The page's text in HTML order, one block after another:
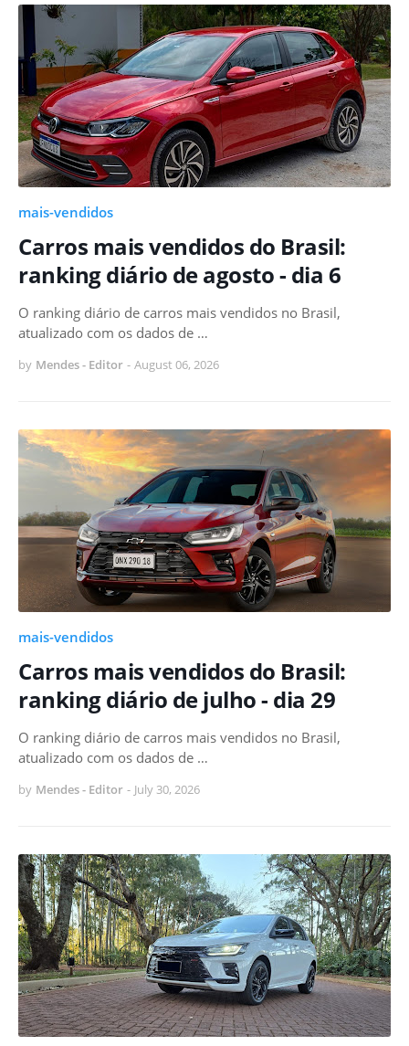
mais-vendidos
Carros mais vendidos do Brasil:
ranking diário de agosto - dia 6
O ranking diário de carros mais vendidos no Brasil,
atualizado com os dados de …
by Mendes - Editor - August 06, 2026
mais-vendidos
Carros mais vendidos do Brasil:
ranking diário de julho - dia 29
O ranking diário de carros mais vendidos no Brasil,
atualizado com os dados de …
by Mendes - Editor - July 30, 2026